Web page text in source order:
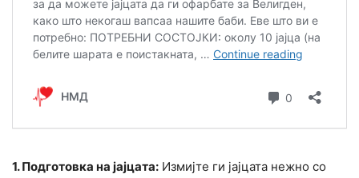
1. Подготовка на јајцата: Измијте ги јајцата нежно со